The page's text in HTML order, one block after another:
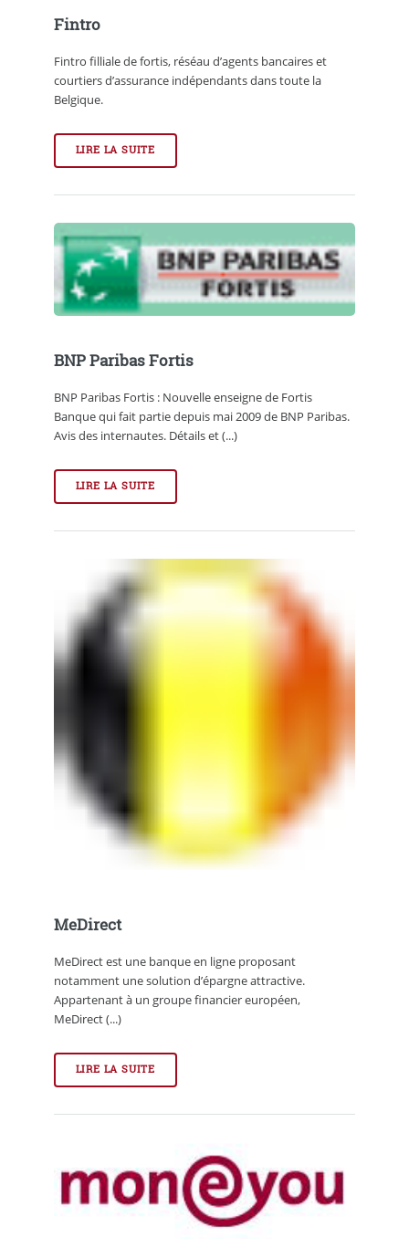
Fintro
Fintro filliale de fortis, réséau d’agents bancaires et
courtiers d’assurance indépendants dans toute la
Belgique.
LIRE LA SUITE
BNP Paribas Fortis
BNP Paribas Fortis : Nouvelle enseigne de Fortis
Banque qui fait partie depuis mai 2009 de BNP Paribas.
Avis des internautes. Détails et (...)
LIRE LA SUITE
MeDirect
MeDirect est une banque en ligne proposant
notamment une solution d’épargne attractive.
Appartenant à un groupe financier européen,
MeDirect (...)
LIRE LA SUITE